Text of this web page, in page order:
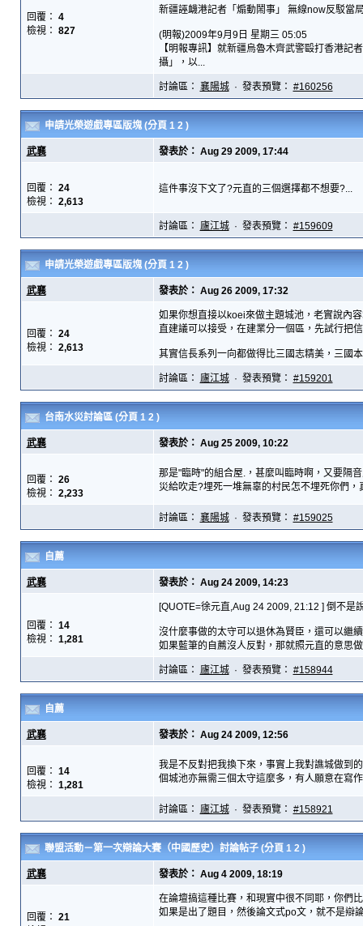
回覆： 4
檢視： 827
新疆誣衊港記者「煽動鬧事」 無線now反駁當
(明報)2009年9月9日 星期三 05:05
【明報專訊】就新疆烏魯木齊武警毆打香港
攝」，以...
討論區： 襄陽城· 發表預覽： #160256
申請光榮遊戲專區版塊 (分頁 1 2 )
武襄 發表於： Aug 29 2009, 17:44
回覆： 24
檢視： 2,613
這件事沒下文了?元直的三個選擇都不想要?...
討論區： 廬江城· 發表預覽： #159609
申請光榮遊戲專區版塊 (分頁 1 2 )
武襄 發表於： Aug 26 2009, 17:32
回覆： 24
檢視： 2,613
如果你想直接以koei來做主題城池，老實說內
直建議可以接受，在建業分一個區，先試行把
其實信長系列一向都做得比三國志精美，三國
討論區： 廬江城· 發表預覽： #159201
台南水災討論區 (分頁 1 2 )
武襄 發表於： Aug 25 2009, 10:22
回覆： 26
檢視： 2,233
那是"臨時"的組合屋.，甚麼叫臨時啊，又要隔
災給吹走?埋死一堆無辜的村民怎不埋死你們，
討論區： 襄陽城· 發表預覽： #159025
自薦
武襄 發表於： Aug 24 2009, 14:23
回覆： 14
檢視： 1,281
[QUOTE=徐元直,Aug 24 2009, 21:12 ] 倒不是
沒什麼事做的太守可以退休為賢臣，還可以繼
如果藍筆的自薦沒人反對，那就照元直的意思
討論區： 廬江城· 發表預覽： #158944
自薦
武襄 發表於： Aug 24 2009, 12:56
回覆： 14
檢視： 1,281
我是不反對把我換下來，事實上我對譙城做到
個城池亦無需三個太守這麼多，有人願意在寫
討論區： 廬江城· 發表預覽： #158921
聯盟活動－第一次辯論大賽（中國歷史）討論帖子 (分頁 1 2 )
武襄 發表於： Aug 4 2009, 18:19
回覆： 21
在論壇搞這種比賽，和現實中很不同耶，你們
如果是出了題目，然後論文式po文，就不是辯